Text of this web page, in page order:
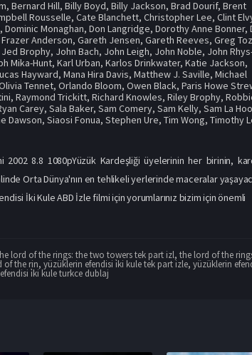
,Bernard Hill,Billy Boyd,Billy Jackson,Brad Dourif,Brent
Rousselle,Cate Blanchett,Christopher Lee,Clint
,Dominic Monaghan,Don Langridge,Dorothy Anne Bonner,
Frazer Anderson,Gareth Jensen,Gareth Reeves,Greg
Jed Brophy, John Bach, John Leigh, John Noble, John
Mika-Hunt,Karl Urban,Karlos Drinkwater,Katie Jackson,
Hayward,Mana Hira Davis,Matthew J. Saville,Michael
Tennet,Orlando Bloom,Owen Black,Paris Howe
,Raymond Trickitt,Richard Knowles,Riley Brophy,
Carey,Sala Baker,Sam Comery,Sam Kelly,Sam La
Dawson,Siaosi Fonua,Stephen Ure,Tim Wong,Timothy
8.8 1080pYüzük Kardeşliği üyelerinin her birinin,
Orta Dünya'nın en tehlikeli yerlerinde maceralar
İki Kule ABD İzle filmi için yorumlarınız bizim için önemli
lord of the rings: the two towers tek part izl,the lord of the
of the rin,yüzüklerin efendisi i̇ki kule tek part izle,yüzüklerin
i̇ki kule turkce dublaj